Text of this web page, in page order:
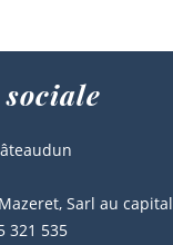
Sarl au
321 535